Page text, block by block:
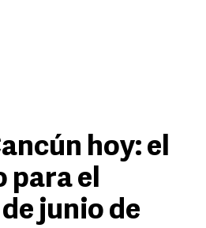
hoy: el
para el
junio de